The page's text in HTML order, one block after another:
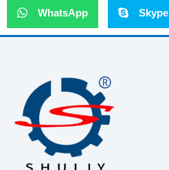
WhatsApp Skype